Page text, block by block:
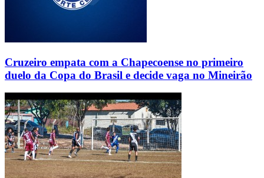
Cruzeiro empata com a Chapecoense no primeiro
duelo da Copa do Brasil e decide vaga no Mineirão